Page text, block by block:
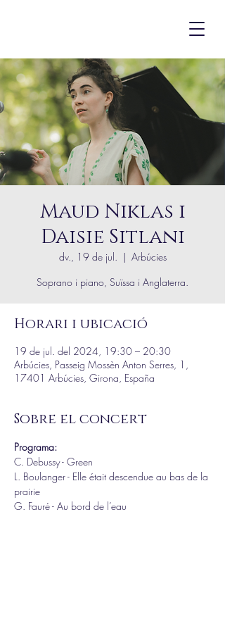
Maud Niklas i
Daisie Sitlani
dv., 19 de jul.
  |
Arbúcies
Soprano i piano, Suïssa i Anglaterra.
Horari i ubicació
19 de jul. del 2024, 19:30 – 20:30
Arbúcies, Passeig Mossèn Anton Serres, 1,
17401 Arbúcies, Girona, España
Sobre el concert
Programa:
C. Debussy - Green
L. Boulanger - Elle était descendue au bas de la
prairie
G. Fauré - Au bord de l’eau